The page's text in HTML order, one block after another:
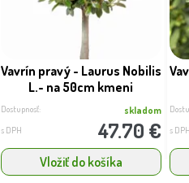
Vavrín pravý - Laurus Nobilis
L.- na 50cm kmeni
Dostupnosť: skladom
s DPH 47.70 €
Vložiť do košíka
s DPH